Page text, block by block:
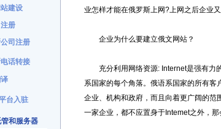
建设
册
司注册
话转接
台入驻
和服务器
业怎样才能在俄罗斯上网?上网之后企业
企业为什么要建立俄文网站？
充分利用网络资源: Internet是强有力
系国家的每个角落。俄语系国家的所有客
企业、机构和政府，而且向着更广阔的
一家企业，都不应置身于Intemet之外，